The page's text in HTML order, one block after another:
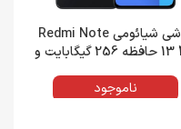
گوشی شیائومی Redmi Note
13 4G حافظه 256 گیگابایت و
ناموجود